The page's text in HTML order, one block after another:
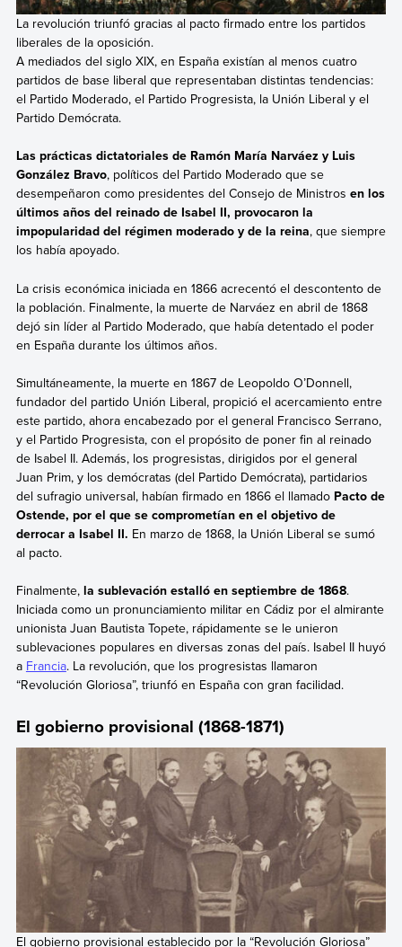
La revolución triunfó gracias al pacto firmado entre los partidos
liberales de la oposición.
A mediados del siglo XIX, en España existían al menos cuatro
partidos de base liberal que representaban distintas tendencias:
el Partido Moderado, el Partido Progresista, la Unión Liberal y el
Partido Demócrata.
Las prácticas dictatoriales de Ramón María Narváez y Luis
González Bravo, políticos del Partido Moderado que se
desempeñaron como presidentes del Consejo de Ministros en los
últimos años del reinado de Isabel II, provocaron la
impopularidad del régimen moderado y de la reina, que siempre
los había apoyado.
La crisis económica iniciada en 1866 acrecentó el descontento de
la población. Finalmente, la muerte de Narváez en abril de 1868
dejó sin líder al Partido Moderado, que había detentado el poder
en España durante los últimos años.
Simultáneamente, la muerte en 1867 de Leopoldo O’Donnell,
fundador del partido Unión Liberal, propició el acercamiento entre
este partido, ahora encabezado por el general Francisco Serrano,
y el Partido Progresista, con el propósito de poner fin al reinado
de Isabel II. Además, los progresistas, dirigidos por el general
Juan Prim, y los demócratas (del Partido Demócrata), partidarios
del sufragio universal, habían firmado en 1866 el llamadoPacto de
Ostende, por el que se comprometían en el objetivo de
derrocar a Isabel II. En marzo de 1868, la Unión Liberal se sumó
al pacto.
Finalmente, la sublevación estalló en septiembre de 1868.
Iniciada como un pronunciamiento militar en Cádiz por el almirante
unionista Juan Bautista Topete, rápidamente se le unieron
sublevaciones populares en diversas zonas del país. Isabel II huyó
a Francia. La revolución, que los progresistas llamaron
“Revolución Gloriosa”, triunfó en España con gran facilidad.
El gobierno provisional (1868-1871)
El gobierno provisional establecido por la “Revolución Gloriosa”